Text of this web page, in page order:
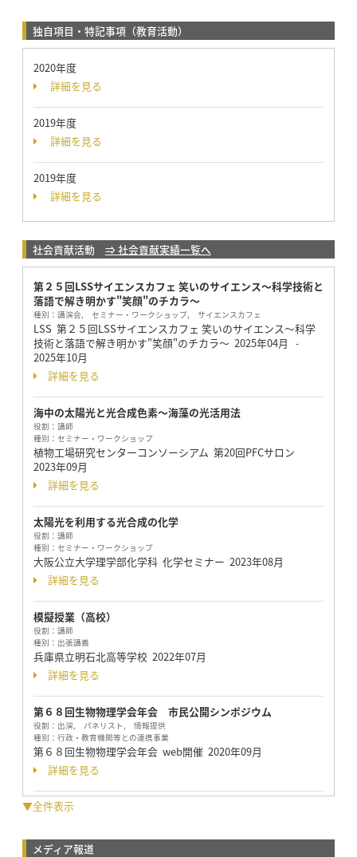
独自項目・特記事項（教育活動）
2020年度
詳細を見る
2019年度
詳細を見る
2019年度
詳細を見る
社会貢献活動 ⇒ 社会貢献実績一覧へ
第２５回LSSサイエンスカフェ 笑いのサイエンス〜科学技術と
落語で解き明かす"笑顔"のチカラ〜
種別： 講演会, セミナー・ワークショップ, サイエンスカフェ
LSS 第２５回LSSサイエンスカフェ 笑いのサイエンス〜科学
技術と落語で解き明かす"笑顔"のチカラ〜 2025年04月 -
2025年10月
詳細を見る
海中の太陽光と光合成色素〜海藻の光活用法
役割： 講師
種別： セミナー・ワークショップ
植物工場研究センターコンソーシアム 第20回PFCサロン
2023年09月
詳細を見る
太陽光を利用する光合成の化学
役割： 講師
種別： セミナー・ワークショップ
大阪公立大学理学部化学科 化学セミナー 2023年08月
詳細を見る
模擬授業（高校）
役割： 講師
種別： 出張講義
兵庫県立明石北高等学校 2022年07月
詳細を見る
第６８回生物物理学会年会 市民公開シンポジウム
役割： 出演, パネリスト, 情報提供
種別： 行政・教育機関等との連携事業
第６８回生物物理学会年会 web開催 2020年09月
詳細を見る
▼全件表示
メディア報道